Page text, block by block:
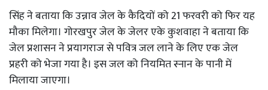
सिंह ने बताया कि उन्नाव जेल के कैदियों को 21 फरवरी को फिर यह
मौका मिलेगा। गोरखपुर जेल के जेलर एके कुशवाहा ने बताया कि
जेल प्रशासन ने प्रयागराज से पवित्र जल लाने के लिए एक जेल
प्रहरी को भेजा गया है। इस जल को नियमित स्नान के पानी में
मिलाया जाएगा।